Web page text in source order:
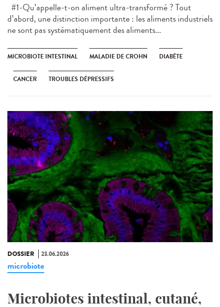
#1-Qu’appelle-t-on aliment ultra-transformé ? Tout
d’abord, une distinction importante : les aliments industriels
ne sont pas systématiquement des aliments...
MICROBIOTE INTESTINAL MALADIE DE CROHN DIABÈTE
CANCER TROUBLES DÉPRESSIFS
DOSSIER 23.06.2026
microbiote
Microbiotes intestinal, cutané,